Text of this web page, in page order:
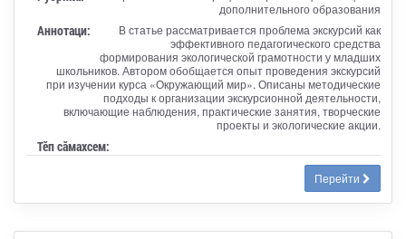
дополнительного образования
Аннотаци:
В статье рассматривается проблема экскурсий как
эффективного педагогического средства
формирования экологической грамотности у младших
школьников. Автором обобщается опыт проведения экскурсий
при изучении курса «Окружающий мир». Описаны методические
подходы к организации экскурсионной деятельности,
включающие наблюдения, практические занятия, творческие
проекты и экологические акции.
Тӗп сӑмахсем:
Перейти